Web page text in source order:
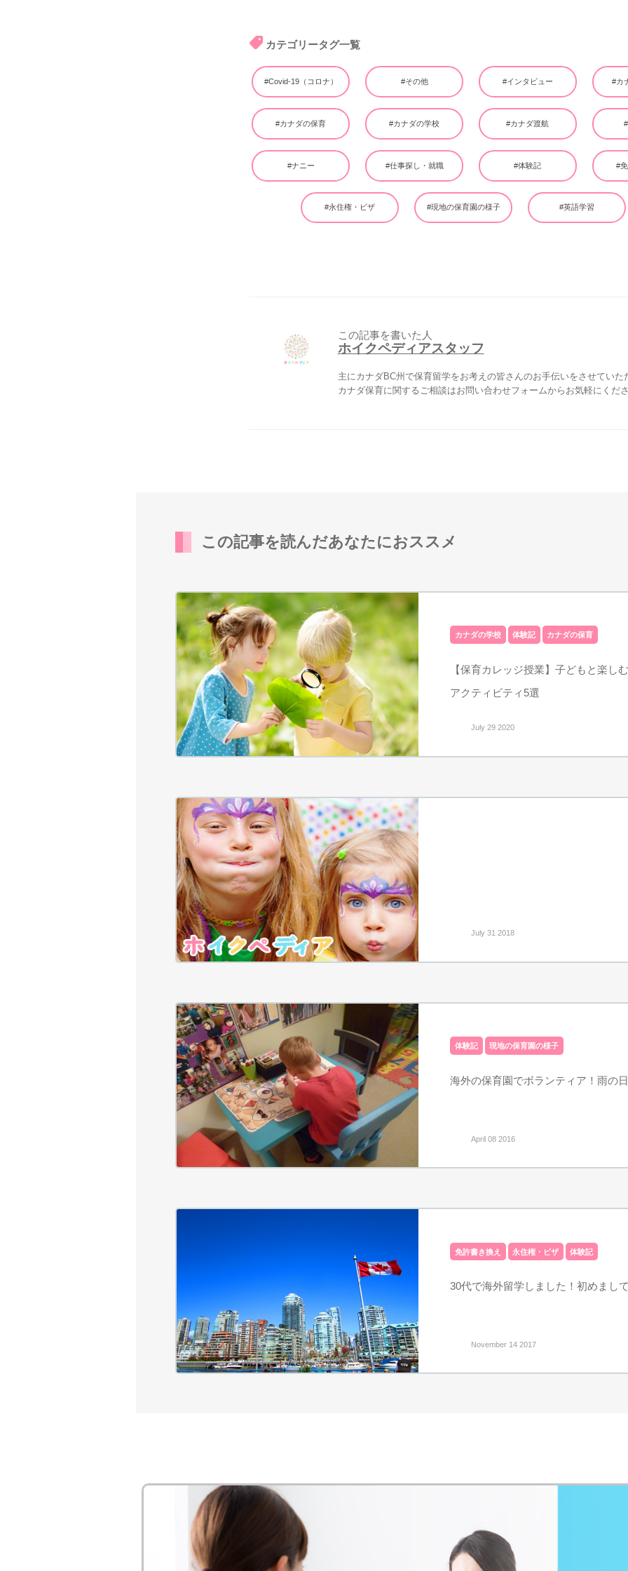
カテゴリータグ一覧
#Covid-19（コロナ） #その他 #インタビュー #カ
#カナダの保育 #カナダの学校 #カナダ渡航
#ナニー #仕事探し・就職 #体験記 #
#永住権・ビザ #現地の保育園の様子 #英語学習
この記事を書いた人
ホイクペディアスタッフ
主にカナダBC州で保育留学をお考えの皆さんのお手伝いをさせていた
カナダ保育に関するご相談はお問い合わせフォームからお気軽にくださ
この記事を読んだあなたにおススメ
カナダの学校 体験記 カナダの保育
【保育カレッジ授業】子どもと楽し
アクティビティ5選
July 29 2020
July 31 2018
体験記 現地の保育園の様子
海外の保育園でボランティア！雨の
April 08 2016
免許書き換え 永住権・ビザ 体験記
30代で海外留学しました！初めまし
November 14 2017